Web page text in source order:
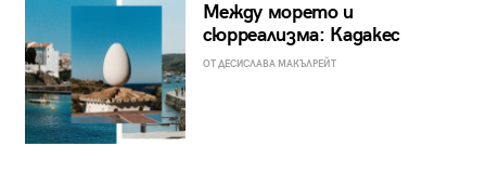
Между морето и
сюрреализма: Кадакес
ОТ ДЕСИСЛАВА МАКЪЛРЕЙТ